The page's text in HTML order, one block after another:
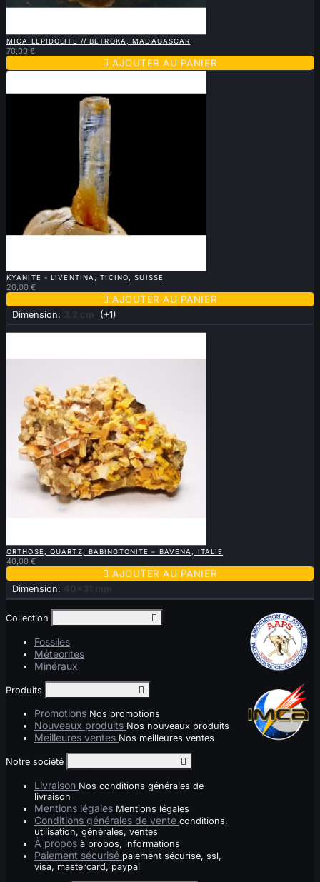
MICA LEPIDOLITE // BETROKA, MADAGASCAR
70,00 €
 AJOUTER AU PANIER
KYANITE - LIVENTINA, TICINO, SUISSE
20,00 €
 AJOUTER AU PANIER
Dimension: 3.2 cm (+1)
Nouveau
ORTHOSE, QUARTZ, BABINGTONITE – BAVENA, ITALIE
40,00 €
 AJOUTER AU PANIER
Dimension: 40x31 mm
Collection 
Fossiles
Météorites
Minéraux
Produits 
Promotions Nos promotions
Nouveaux produits Nos nouveaux produits
Meilleures ventes Nos meilleures ventes
Notre société 
Livraison Nos conditions générales de
livraison
Mentions légales Mentions légales
Conditions générales de vente conditions,
utilisation, générales, ventes
À propos à propos, informations
Paiement sécurisé paiement sécurisé, ssl,
visa, mastercard, paypal